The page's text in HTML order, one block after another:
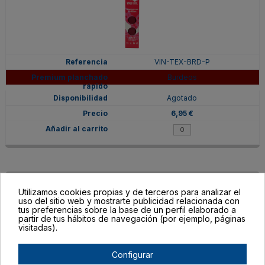
VIN-TEX-BRD-P
Burdeos
Agotado
6,95 €
Utilizamos cookies propias y de terceros para analizar el
uso del sitio web y mostrarte publicidad relacionada con
tus preferencias sobre la base de un perfil elaborado a
partir de tus hábitos de navegación (por ejemplo, páginas
visitadas).
Configurar